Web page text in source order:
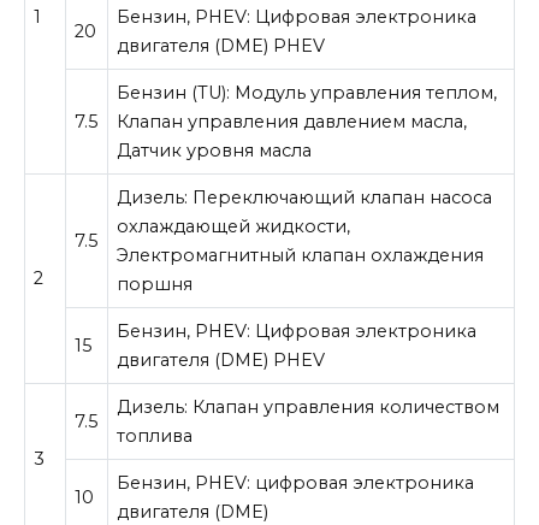
1
20
Бензин, PHEV: Цифровая электроника
двигателя (DME) PHEV
7.5
Бензин (TU): Модуль управления теплом,
Клапан управления давлением масла,
Датчик уровня масла
2
7.5
Дизель: Переключающий клапан насоса
охлаждающей жидкости,
Электромагнитный клапан охлаждения
поршня
15
Бензин, PHEV: Цифровая электроника
двигателя (DME) PHEV
3
7.5
Дизель: Клапан управления количеством
топлива
10
Бензин, PHEV: цифровая электроника
двигателя (DME)